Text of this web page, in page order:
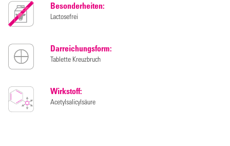
Besonderheiten:
Lactosefrei
Darreichungsform:
Tablette Kreuzbruch
Wirkstoff:
Acetylsalicylsäure